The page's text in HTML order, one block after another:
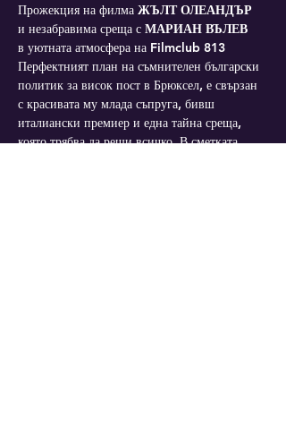
Прожекция на филма ЖЪЛТ ОЛЕАНДЪР
и незабравима среща с МАРИАН ВЪЛЕВ
в уютната атмосфера на Filmclub 813
Перфектният план на съмнителен български
политик за висок пост в Брюксел, е свързан
с красивата му млада съпруга, бивш
италиански премиер и една тайна среща,
която трябва да реши всичко. В сметката